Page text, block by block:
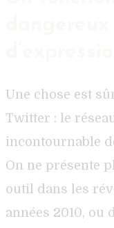
Une chose est
Twitter : le
incontournable
On ne présente
outil dans les
années 2010, ou